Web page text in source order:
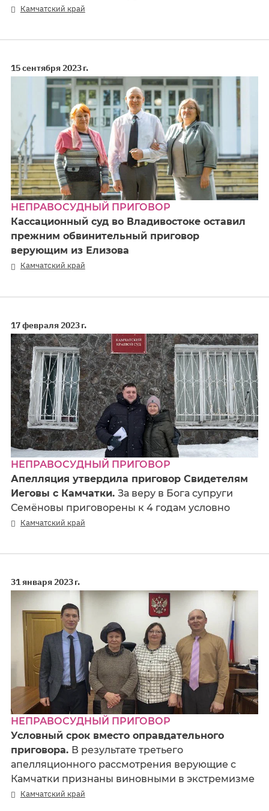
Камчатский край
15 сентября 2023 г.
НЕПРАВОСУДНЫЙ ПРИГОВОР
Кассационный суд во Владивостоке оставил
прежним обвинительный приговор
верующим из Елизова
Камчатский край
17 февраля 2023 г.
НЕПРАВОСУДНЫЙ ПРИГОВОР
Апелляция утвердила приговор Свидетелям
Иеговы с Камчатки. За веру в Бога супруги
Семёновы приговорены к 4 годам условно
Камчатский край
31 января 2023 г.
НЕПРАВОСУДНЫЙ ПРИГОВОР
Условный срок вместо оправдательного
приговора. В результате третьего
апелляционного рассмотрения верующие с
Камчатки признаны виновными в экстремизме
Камчатский край